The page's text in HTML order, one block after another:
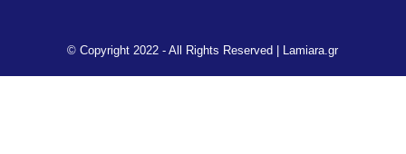
© Copyright 2022 - All Rights Reserved | Lamiara.gr